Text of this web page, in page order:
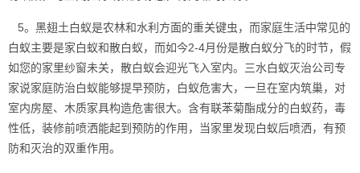
5。 黑翅土白蚁是农林和水利方面的重关键虫，而家庭生活中常见的
白蚁主要是家白蚁和散白蚁，而如今2-4月份是散白蚁分飞的时节，假
如您的家里纱窗未关，散白蚁会迎光飞入室内。三水白蚁灭治公司专
家说家庭防治白蚁能够提早预防，白蚁危害大，一旦在室内筑巢，对
室内房屋、木质家具构造危害很大。含有联苯菊酯成分的白蚁药，毒
性低，装修前喷洒能起到预防的作用，当家里发现白蚁后喷洒，有预
防和灭治的双重作用。